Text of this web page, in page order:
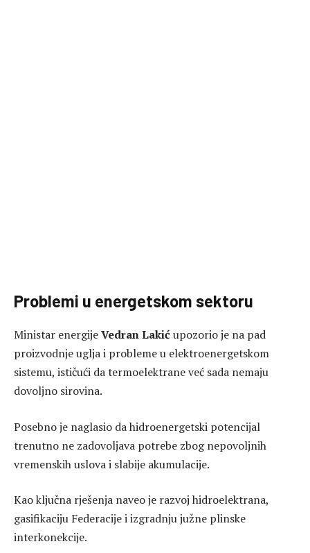
Problemi u energetskom sektoru
Ministar energijeVedran Lakićupozorio je na pad
proizvodnje uglja i probleme u elektroenergetskom
sistemu, ističući da termoelektrane već sada nemaju
dovoljno sirovina.
Posebno je naglasio da hidroenergetski potencijal
trenutno ne zadovoljava potrebe zbog nepovoljnih
vremenskih uslova i slabije akumulacije.
Kao ključna rješenja naveo je razvoj hidroelektrana,
gasifikaciju Federacije i izgradnju južne plinske
interkonekcije.